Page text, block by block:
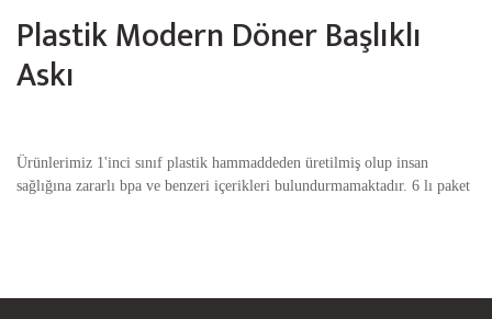
Plastik Modern Döner Başlıklı
Askı
Ürünlerimiz 1'inci sınıf plastik hammaddeden üretilmiş olup insan
sağlığına zararlı bpa ve benzeri içerikleri bulundurmamaktadır. 6 lı paket
Bu ürüne ilk yorumu siz yapın!
yetersiz gördüğünüz noktaları öneri formunu kullanarak tarafımıza